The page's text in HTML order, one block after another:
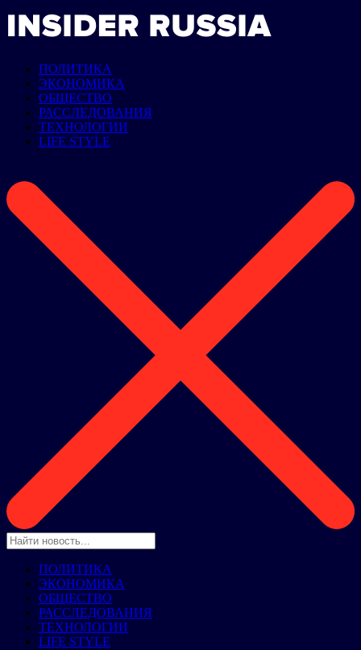
ПОЛИТИКА
ЭКОНОМИКА
ОБЩЕСТВО
РАССЛЕДОВАНИЯ
ТЕХНОЛОГИИ
LIFE STYLE
ПОЛИТИКА
ЭКОНОМИКА
ОБЩЕСТВО
РАССЛЕДОВАНИЯ
ТЕХНОЛОГИИ
LIFE STYLE